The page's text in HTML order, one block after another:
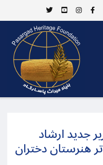
جدید ارشاد
هنرستان دختران